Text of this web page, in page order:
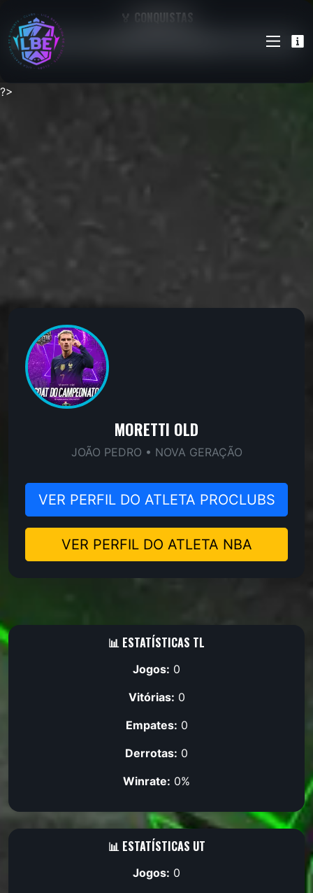
🏅 CONQUISTAS
?>
MORETTI OLD
JOÃO PEDRO • NOVA GERAÇÃO
VER PERFIL DO ATLETA PROCLUBS
VER PERFIL DO ATLETA NBA
📊 ESTATÍSTICAS TL
Jogos: 0
Vitórias: 0
Empates: 0
Derrotas: 0
Winrate: 0%
📊 ESTATÍSTICAS UT
Jogos: 0